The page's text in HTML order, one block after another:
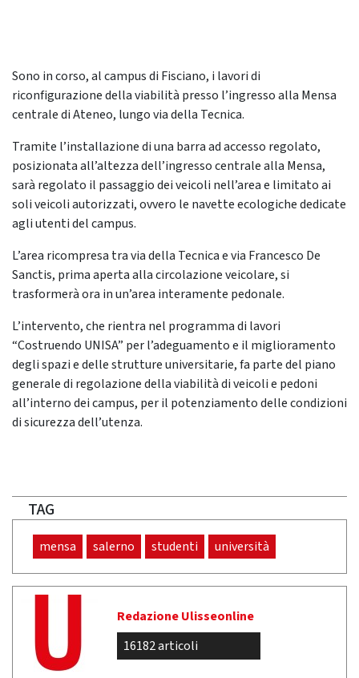
Sono in corso, al campus di Fisciano, i lavori di
riconfigurazione della viabilità presso l’ingresso alla Mensa
centrale di Ateneo, lungo via della Tecnica.
Tramite l’installazione di una barra ad accesso regolato,
posizionata all’altezza dell’ingresso centrale alla Mensa,
sarà regolato il passaggio dei veicoli nell’area e limitato ai
soli veicoli autorizzati, ovvero le navette ecologiche dedicate
agli utenti del campus.
L’area ricompresa tra via della Tecnica e via Francesco De
Sanctis, prima aperta alla circolazione veicolare, si
trasformerà ora in un’area interamente pedonale.
L’intervento, che rientra nel programma di lavori
“Costruendo UNISA” per l’adeguamento e il miglioramento
degli spazi e delle strutture universitarie, fa parte del piano
generale di regolazione della viabilità di veicoli e pedoni
all’interno dei campus, per il potenziamento delle condizioni
di sicurezza dell’utenza.
TAG
mensa salerno studenti università
Redazione Ulisseonline
16182 articoli